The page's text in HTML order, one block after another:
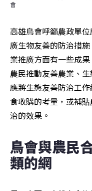
會
高雄鳥會呼籲農政單
廣生物友善的防治措
業推廣方面有一些成
農民推動友善農業、
應將生態友善防治工
食收購的考量，或補
治的效果。
鳥會與農民
類的網